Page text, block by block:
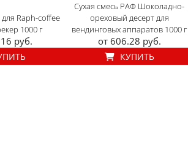
Raph-coffee
1000 г
руб.
Сухая смесь РАФ Шоколадно-
ореховый десерт для
вендинговых аппаратов 1000 г
от 606.28 руб.
КУПИТЬ